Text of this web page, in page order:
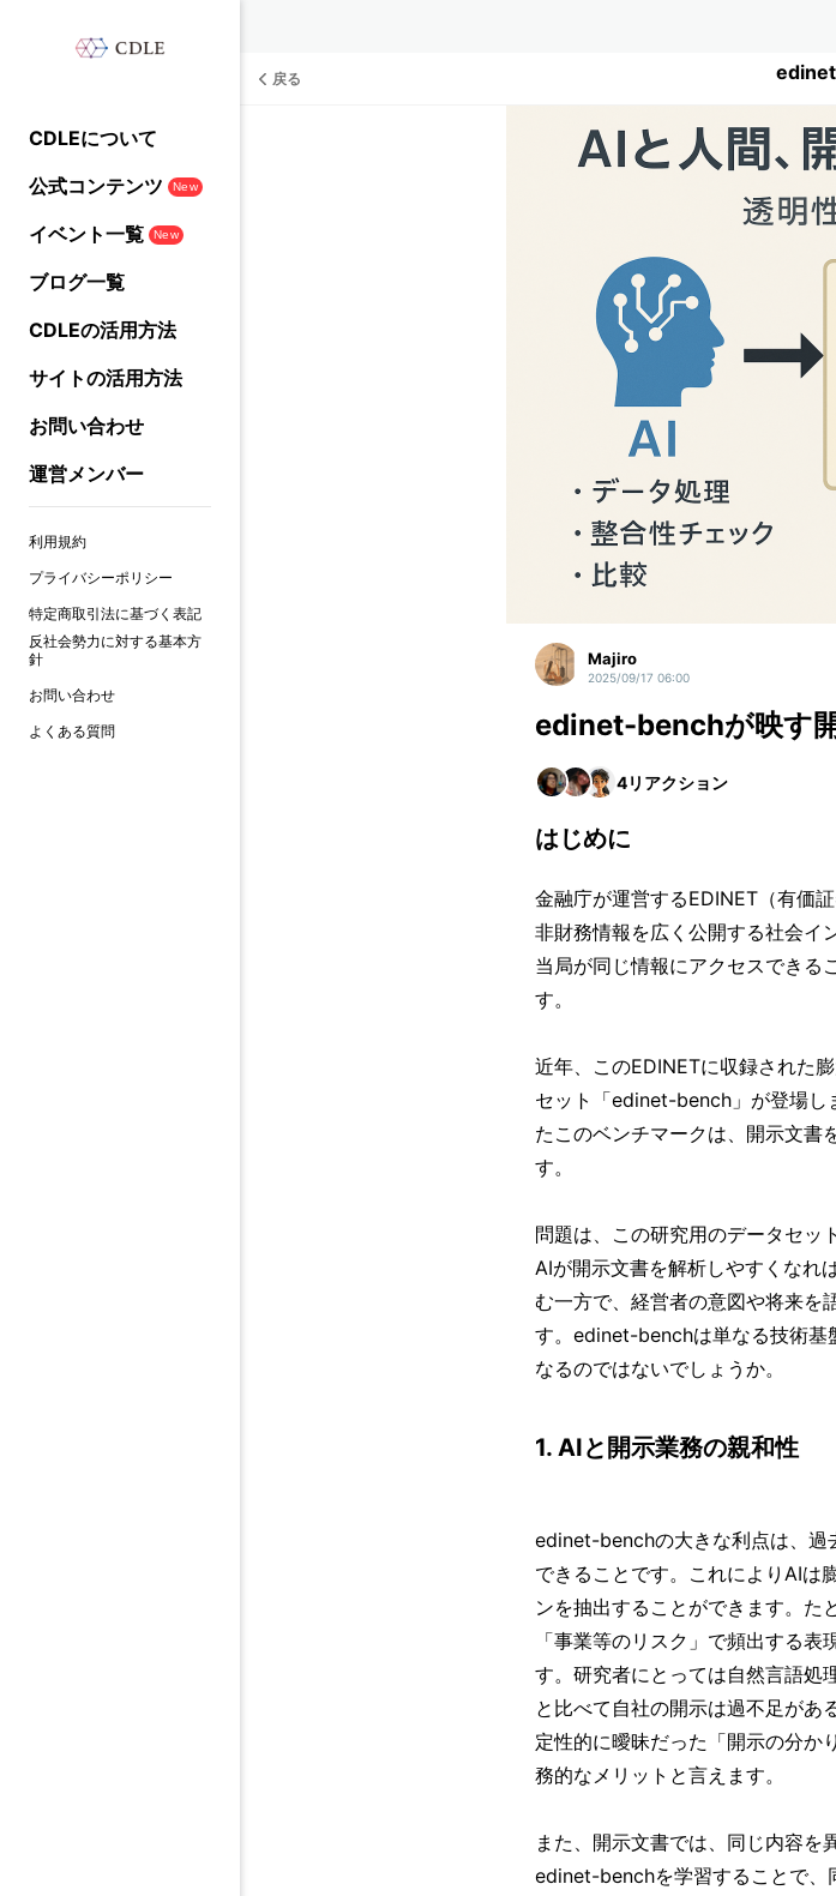
CDLEについて
公式コンテンツ
New
イベント一覧 New
ブログ一覧
CDLEの活用方法
サイトの活用方法
お問い合わせ
運営メンバー
利用規約
プライバシーポリシー
特定商取引法に基づく表記
反社会勢力に対する基本方
針
お問い合わせ
よくある質問
戻る
Majiro
2025/09/17 06:00
edinet-benchが映す
4リアクション
はじめに
金融庁が運営するEDINET（有価
非財務情報を広く公開する社会イ
当局が同じ情報にアクセスできる
す。
近年、このEDINETに収録された
セット「edinet-bench」が登場し
たこのベンチマークは、開示文書
す。
問題は、この研究用のデータセッ
AIが開示文書を解析しやすくなれ
む一方で、経営者の意図や将来を
す。edinet-benchは単なる技術基
なるのではないでしょうか。
1. AIと開示業務の親和性
edinet-benchの大きな利点は、過
できることです。これによりAIは
ンを抽出することができます。た
「事業等のリスク」で頻出する
す。研究者にとっては自然言語処
と比べて自社の開示は過不足があ
定性的に曖昧だった「開示の分か
務的なメリットと言えます。
また、開示文書では、同じ内容を
edinet-benchを学習することで、